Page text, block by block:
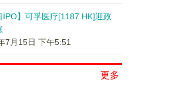
IPO】可孚医疗[1187.HK]迎政
7月15日 下午5:51
更多